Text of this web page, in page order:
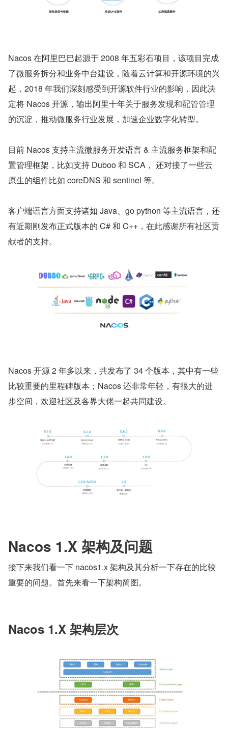
Nacos 在阿里巴巴起源于 2008 年五彩石项目，该项目完成
了微服务拆分和业务中台建设，随着云计算和开源环境的兴
起，2018 年我们深刻感受到开源软件行业的影响，因此决
定将 Nacos 开源，输出阿里十年关于服务发现和配管管理
的沉淀，推动微服务行业发展，加速企业数字化转型。
目前 Nacos 支持主流微服务开发语言 & 主流服务框架和配
置管理框架，比如支持 Duboo 和 SCA， 还对接了一些云
原生的组件比如 coreDNS 和 sentinel 等。
客户端语言方面支持诸如 Java、go python 等主流语言，还
有近期刚发布正式版本的 C# 和 C++，在此感谢所有社区贡
献者的支持。
Nacos 开源 2 年多以来，共发布了 34 个版本，其中有一些
比较重要的里程碑版本；Nacos 还非常年轻，有很大的进
步空间，欢迎社区及各界大佬一起共同建设。
Nacos 1.X 架构及问题
接下来我们看一下 nacos1.x 架构及其分析一下存在的比较
重要的问题。首先来看一下架构简图。
Nacos 1.X 架构层次